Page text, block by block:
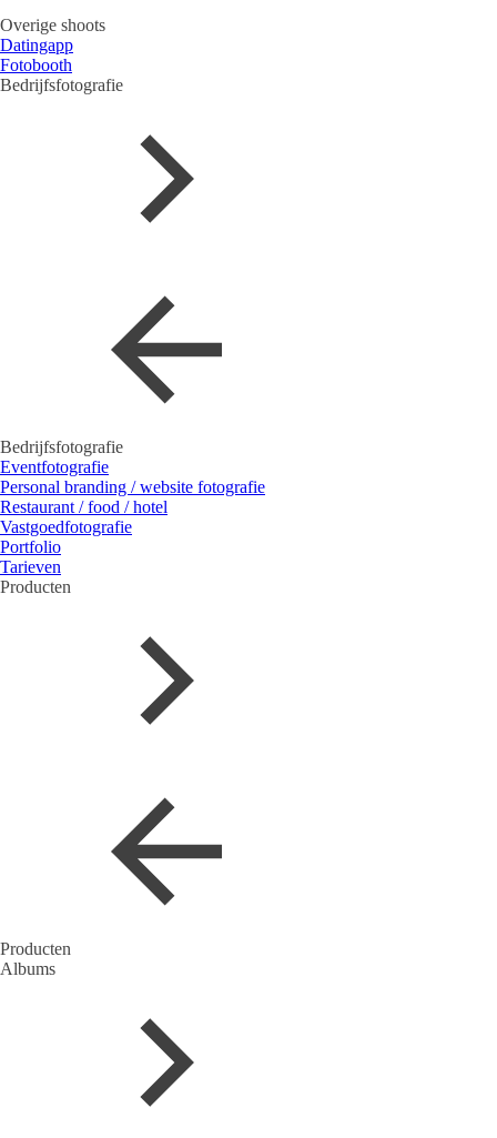
Overige shoots
Datingapp
Fotobooth
Bedrijfsfotografie
Bedrijfsfotografie
Eventfotografie
Personal branding / website fotografie
Restaurant / food / hotel
Vastgoedfotografie
Portfolio
Tarieven
Producten
Producten
Albums